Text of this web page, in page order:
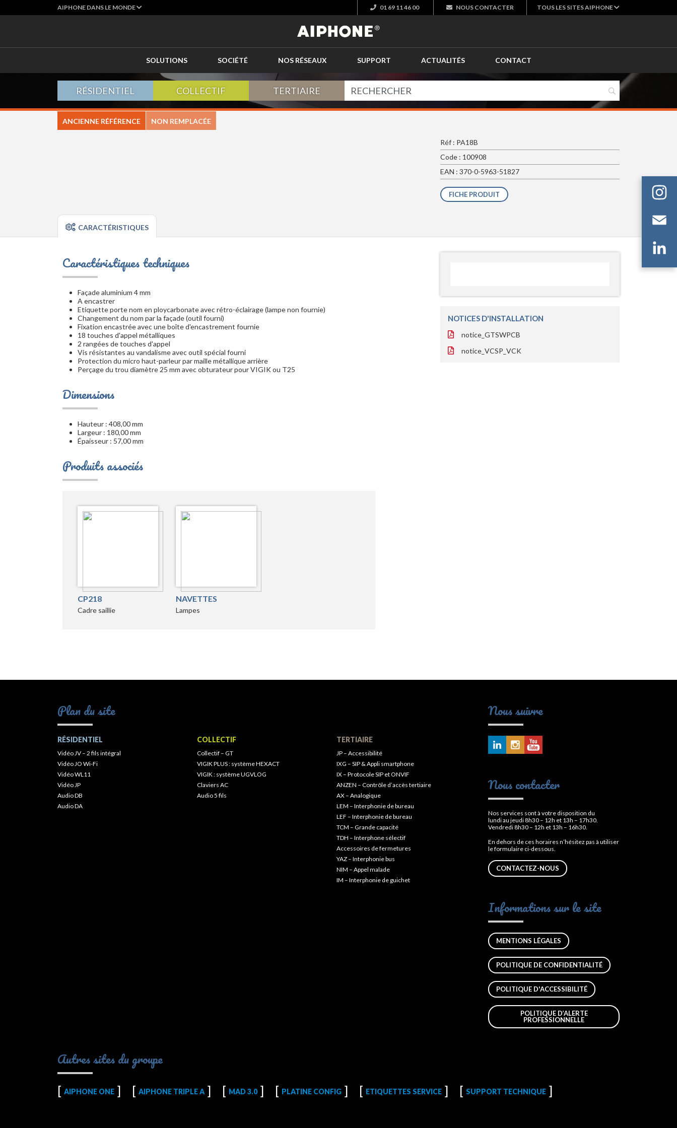
AIPHONE DANS LE MONDE 01 69 11 46 00 NOUS CONTACTER TOUS LES SITES AIPHONE
SOLUTIONS SOCIÉTÉ NOS RÉSEAUX SUPPORT ACTUALITÉS CONTACT
RÉSIDENTIEL COLLECTIF TERTIAIRE
ANCIENNE RÉFÉRENCE NON REMPLACÉE
Réf : PA18B
Code : 100908
EAN : 370-0-5963-51827
FICHE PRODUIT
CARACTÉRISTIQUES
Caractéristiques techniques
Façade aluminium 4 mm
A encastrer
Etiquette porte nom en ploycarbonate avec rétro-éclairage (lampe non fournie)
Changement du nom par la façade (outil fourni)
Fixation encastrée avec une boîte d'encastrement fournie
18 touches d'appel métalliques
2 rangées de touches d'appel
Vis résistantes au vandalisme avec outil spécial fourni
Protection du micro haut-parleur par maille métallique arrière
Perçage du trou diamètre 25 mm avec obturateur pour VIGIK ou T25
Dimensions
Hauteur : 408,00 mm
Largeur : 180,00 mm
Épaisseur : 57,00 mm
Produits associés
CP218
Cadre saillie
NAVETTES
Lampes
NOTICES D'INSTALLATION
notice_GTSWPCB
notice_VCSP_VCK
Plan du site
RÉSIDENTIEL
Vidéo JV – 2 fils intégral
Vidéo JO Wi-Fi
Vidéo WL11
Vidéo JP
Audio DB
Audio DA
COLLECTIF
Collectif – GT
VIGIK PLUS : système HEXACT
VIGIK : système UGVLOG
Claviers AC
Audio 5 fils
TERTIAIRE
JP – Accessibilité
IXG – SIP & Appli smartphone
IX – Protocole SIP et ONVIF
ANZEN – Contrôle d’accès tertiaire
AX – Analogique
LEM – Interphonie de bureau
LEF – Interphonie de bureau
TCM – Grande capacité
TDH – Interphone sélectif
Accessoires de fermetures
YAZ – Interphonie bus
NIM – Appel malade
IM – Interphonie de guichet
Nous suivre
Nous contacter
Nos services sont à votre disposition du
lundi au jeudi 8h30 – 12h et 13h – 17h30.
Vendredi 8h30 – 12h et 13h – 16h30.
En dehors de ces horaires n’hésitez pas à utiliser
le formulaire ci-dessous.
CONTACTEZ-NOUS
Informations sur le site
MENTIONS LÉGALES
POLITIQUE DE CONFIDENTIALITÉ
POLITIQUE D'ACCESSIBILITÉ
POLITIQUE D’ALERTE
PROFESSIONNELLE
Autres sites du groupe
AIPHONE ONE AIPHONE TRIPLE A MAD 3.0 PLATINE CONFIG ETIQUETTES SERVICE SUPPORT TECHNIQUE